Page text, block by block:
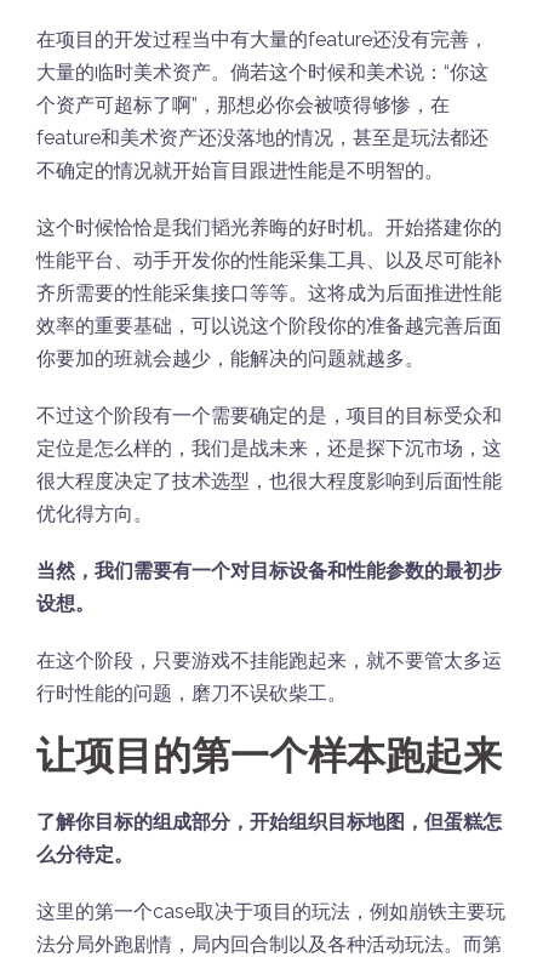
在项目的开发过程当中有大量的feature还没有完善，
大量的临时美术资产。倘若这个时候和美术说：“你这
个资产可超标了啊”，那想必你会被喷得够惨，在
feature和美术资产还没落地的情况，甚至是玩法都还
不确定的情况就开始盲目跟进性能是不明智的。
这个时候恰恰是我们韬光养晦的好时机。开始搭建你的
性能平台、动手开发你的性能采集工具、以及尽可能补
齐所需要的性能采集接口等等。这将成为后面推进性能
效率的重要基础，可以说这个阶段你的准备越完善后面
你要加的班就会越少，能解决的问题就越多。
不过这个阶段有一个需要确定的是，项目的目标受众和
定位是怎么样的，我们是战未来，还是探下沉市场，这
很大程度决定了技术选型，也很大程度影响到后面性能
优化得方向。
当然，我们需要有一个对目标设备和性能参数的最初步
设想。
在这个阶段，只要游戏不挂能跑起来，就不要管太多运
行时性能的问题，磨刀不误砍柴工。
让项目的第一个样本跑起来
了解你目标的组成部分，开始组织目标地图，但蛋糕怎
么分待定。
这里的第一个case取决于项目的玩法，例如崩铁主要玩
法分局外跑剧情，局内回合制以及各种活动玩法。而第